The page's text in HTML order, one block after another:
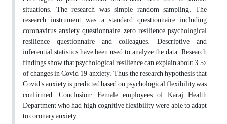
situations. The research was simple random sampling. The
research instrument was a standard questionnaire including
coronavirus anxiety questionnaire, zero resilience psychological
resilience questionnaire and colleagues. Descriptive and
inferential statistics have been used to analyze the data. Research
findings show that psychological resilience can explain about 3.5%
of changes in Covid 19 anxiety. Thus, the research hypothesis that
Covid's anxiety is predicted based on psychological flexibility was
confirmed. Conclusion: Female employees of Karaj Health
Department who had high cognitive flexibility were able to adapt
to coronary anxiety.